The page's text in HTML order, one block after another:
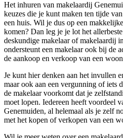
Het inhuren van makelaardij
keuzes die je kunt maken ten tijde
een huis. Wil je dus op een
komen? Dan leg je je lot het
deskundige makelaar of makelaardij
ondersteunt een makelaar ook bij de
de aankoop en verkoop van een
Je kunt hier denken aan het invullen
maar ook aan een vergunning of iets
de makelaar voorkomt dat je
moet lopen. Iedereen heeft voordeel
Genemuiden, al helemaal als je zelf
met het kopen of verkopen van een